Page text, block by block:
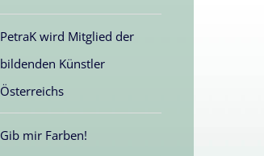
PetraK wird Mitglied der
bildenden Künstler
Österreichs
Gib mir Farben!